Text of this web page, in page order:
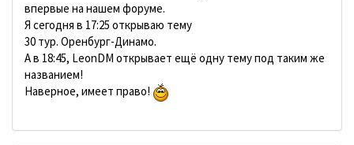
впервые на нашем форуме.
Я сегодня в 17:25 открываю тему
30 тур. Оренбург-Динамо.
А в 18:45, LeonDM открывает ещё одну тему под таким же
названием!
Наверное, имеет право!